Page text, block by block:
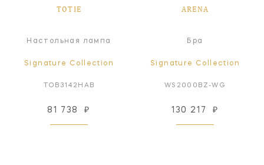
TOTIE
Настольная лампа
Signature Collection
TOB3142HAB
81 738 ₽
ARENA
Бра
Signature Collection
WS2000BZ-WG
130 217 ₽